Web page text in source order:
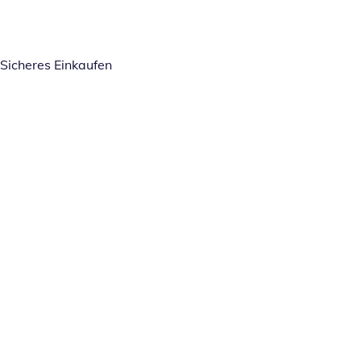
Sicheres Einkaufen